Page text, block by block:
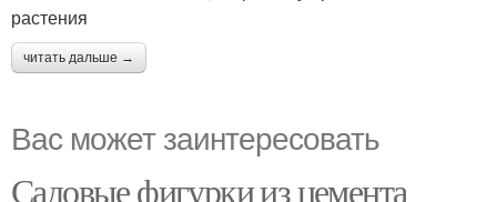
растения
читать дальше →
Вас может заинтересовать
Садовые фигурки из цемента